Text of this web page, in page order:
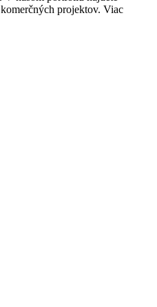
projektov. Viac